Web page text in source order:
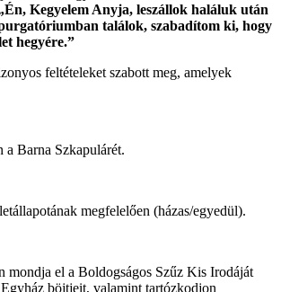
Kegyelem Anyja, leszállok haláluk után
találok, szabadítom ki, hogy
hegyére.”
feltételeket szabott meg, amelyek
a Barna Szkapulárét.
megfelelően (házas/egyedül).
mondja el a Boldogságos Szűz Kis Irodáját
böjtjeit, valamint tartózkodjon